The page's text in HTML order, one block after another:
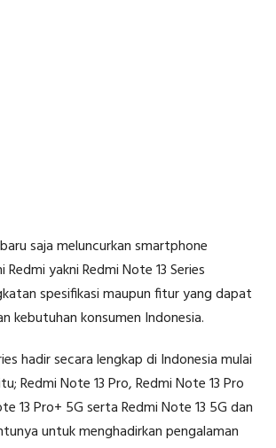
saja meluncurkan smartphone
yakni Redmi Note 13 Series
spesifikasi maupun fitur yang dapat
kebutuhan konsumen Indonesia.
hadir secara lengkap di Indonesia mulai
Redmi Note 13 Pro, Redmi Note 13 Pro
13 Pro+ 5G serta Redmi Note 13 5G dan
untuk menghadirkan pengalaman